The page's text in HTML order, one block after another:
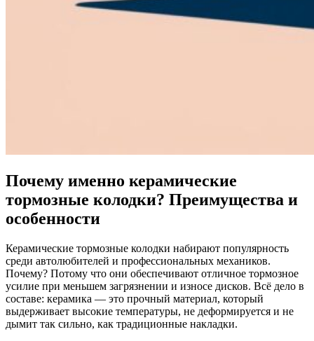
Почему именно керамические
тормозные колодки? Преимущества и
особенности
Керамические тормозные колодки набирают популярность
среди автолюбителей и профессиональных механиков.
Почему? Потому что они обеспечивают отличное тормозное
усилие при меньшем загрязнении и износе дисков. Всё дело в
составе: керамика — это прочный материал, который
выдерживает высокие температуры, не деформируется и не
дымит так сильно, как традиционные накладки.